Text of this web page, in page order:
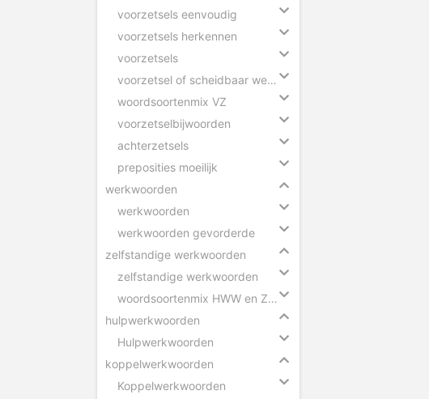
voorzetsels eenvoudig
voorzetsels herkennen
voorzetsels
voorzetsel of scheidbaar werkwoord
woordsoortenmix VZ
voorzetselbijwoorden
achterzetsels
preposities moeilijk
werkwoorden
werkwoorden
werkwoorden gevorderde
zelfstandige werkwoorden
zelfstandige werkwoorden
woordsoortenmix HWW en ZWW
hulpwerkwoorden
Hulpwerkwoorden
koppelwerkwoorden
Koppelwerkwoorden